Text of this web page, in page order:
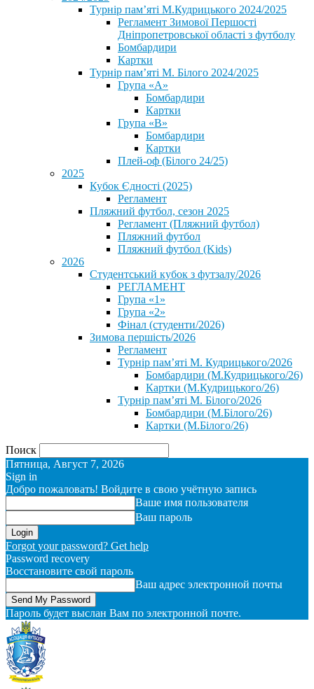
Турнір пам’яті М.Кудрицького 2024/2025
Регламент Зимової Першості
Дніпропетровської області з футболу
Бомбардири
Картки
Турнір пам’яті М. Білого 2024/2025
Група «А»
Бомбардири
Картки
Група «В»
Бомбардири
Картки
Плей-оф (Білого 24/25)
2025
Кубок Єдності (2025)
Регламент
Пляжний футбол, сезон 2025
Регламент (Пляжний футбол)
Пляжний футбол
Пляжний футбол (Kids)
2026
Студентський кубок з футзалу/2026
РЕГЛАМЕНТ
Група «1»
Група «2»
Фінал (студенти/2026)
⁨Зимова першість/2026⁩
Регламент
Турнір пам’яті М. Кудрицького/2026
Бомбардири (М.Кудрицького/26)
Картки (М.Кудрицького/26)
Турнір пам’яті М. Білого/2026
Бомбардири (М.Білого/26)
Картки (М.Білого/26)
Поиск
Пятница, Август 7, 2026
Sign in
Добро пожаловать! Войдите в свою учётную запись
Ваше имя пользователя
Ваш пароль
Forgot your password? Get help
Password recovery
Восстановите свой пароль
Ваш адрес электронной почты
Пароль будет выслан Вам по электронной почте.